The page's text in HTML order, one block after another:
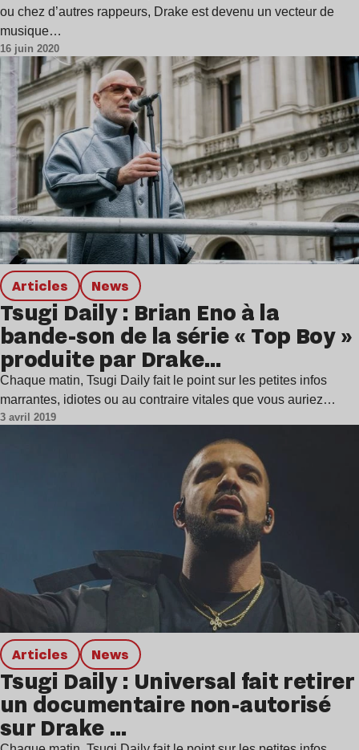
ou chez d’autres rappeurs, Drake est devenu un vecteur de
musique…
16 juin 2020
Articles news
Tsugi Daily : Brian Eno à la
bande-son de la série « Top Boy »
produite par Drake…
Chaque matin, Tsugi Daily fait le point sur les petites infos
marrantes, idiotes ou au contraire vitales que vous auriez…
3 avril 2019
Articles news
Tsugi Daily : Universal fait retirer
un documentaire non-autorisé
sur Drake …